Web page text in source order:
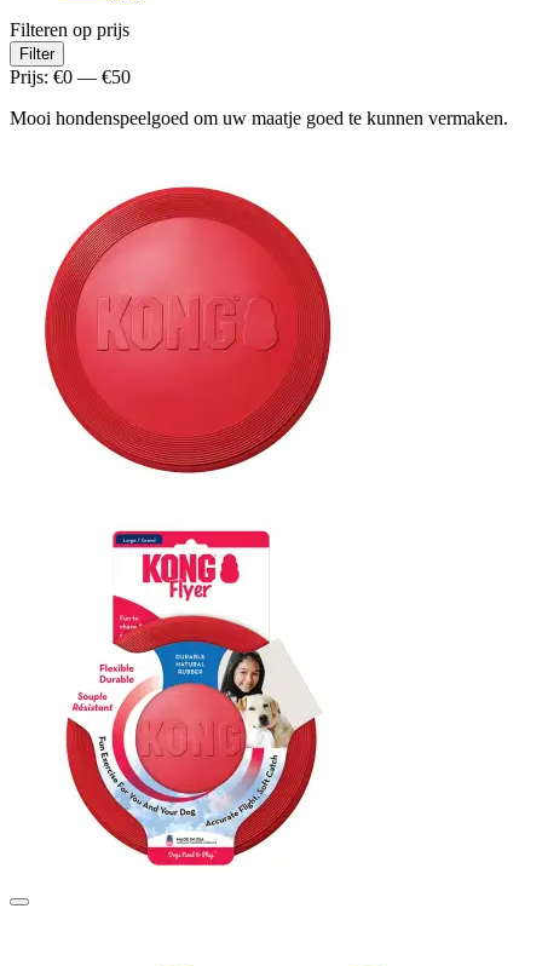
Filteren op prijs
Min.
prijs
Max.
prijs
Filter
Prijs: €0 — €50
Mooi hondenspeelgoed om uw maatje goed te kunnen vermaken.